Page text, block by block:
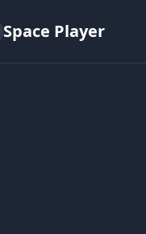
Space Player